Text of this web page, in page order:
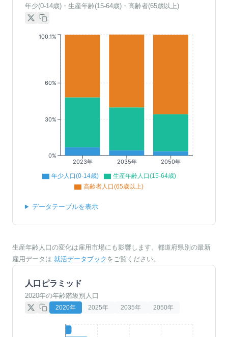
年少(0-14歳)・生産年齢(15-64歳)・高齢者(65歳以上)
2023年 2035年 2050年
0%
30%
60%
100.1%
年少人口(0-14歳)
生産年齢人口(15-64歳)
高齢者人口(65歳以上)
データテーブルを表示
生産年齢人口の変化は雇用市場にも影響します。都道府県別の最新
雇用データは 就活データブック をご覧ください。
人口ピラミッド
2020年の年齢階級別人口
2020年 2025年 2035年 2050年